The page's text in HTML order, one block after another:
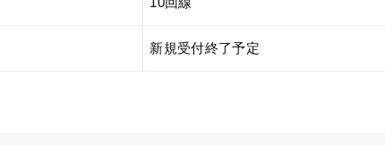
新規受付終了予定